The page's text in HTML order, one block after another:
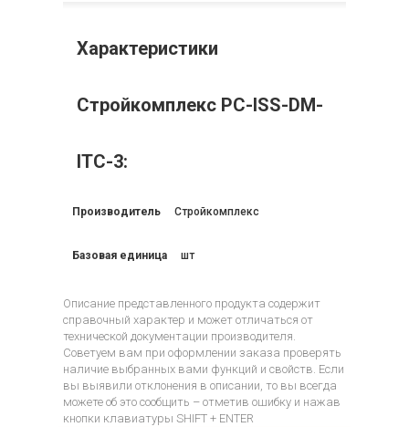
Характеристики
Стройкомплекс PC-ISS-DM-
ITC-3:
Производитель Стройкомплекс
Базовая единица шт
Описание представленного продукта содержит
справочный характер и может отличаться от
технической документации производителя.
Советуем вам при оформлении заказа проверять
наличие выбранных вами функций и свойств. Если
вы выявили отклонения в описании, то вы всегда
можете об это сообщить – отметив ошибку и нажав
кнопки клавиатуры SHIFT + ENTER